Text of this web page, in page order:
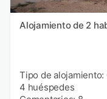
Alojamiento de 2
Tipo de alojamiento:
4 huéspedes